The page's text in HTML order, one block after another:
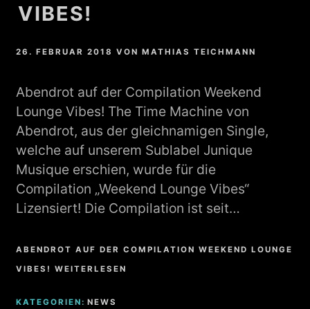
VIBES!
26. FEBRUAR 2018 VONMATHIAS TEICHMANN
Abendrot auf der Compilation Weekend
Lounge Vibes! The Time Machine von
Abendrot, aus der gleichnamigen Single,
welche auf unserem Sublabel Junique
Musique erschien, wurde für die
Compilation „Weekend Lounge Vibes“
Lizensiert! Die Compilation ist seit…
ABENDROT AUF DER COMPILATION WEEKEND LOUNGE
VIBES! WEITERLESEN
KATEGORIEN: NEWS